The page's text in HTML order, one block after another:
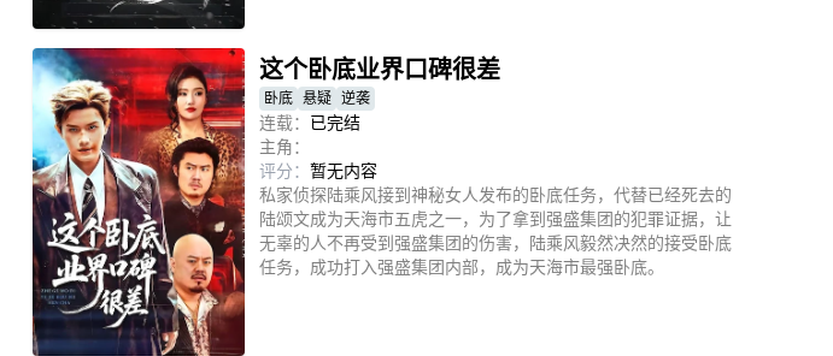
这个卧底业界口碑很差
卧底 悬疑 逆袭
连载： 已完结
主角：
评分： 暂无内容
私家侦探陆乘风接到神秘女人发布的卧底任务，代替已经死去的
陆颂文成为天海市五虎之一，为了拿到强盛集团的犯罪证据，让
无辜的人不再受到强盛集团的伤害，陆乘风毅然决然的接受卧底
任务，成功打入强盛集团内部，成为天海市最强卧底。